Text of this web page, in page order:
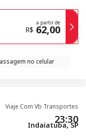
a partir de
R$ 62,00
no celular
Viaje Com Vb Transportes
23:30
Indaiatuba, SP